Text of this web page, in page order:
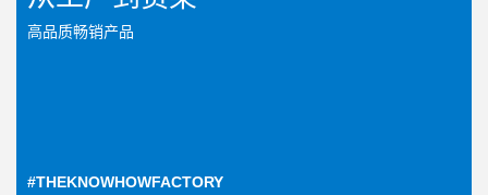
高品质畅销产品
#THEKNOWHOWFACTORY